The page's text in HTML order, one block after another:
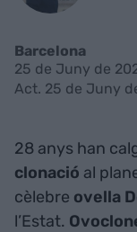
Barcelona
25 de Juny de
Act. 25 de Juny
28 anys han
clonació al
cèlebre ovella
l’Estat.